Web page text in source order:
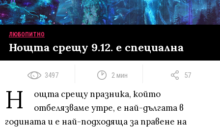
ЛЮБОПИТНО
Нощта срещу 9.12. е специална
3497 2 мин 57
Н
ощта срещу празника, който
отбелязваме утре, е най-дългата в
годината и е най-подходяща за правене на